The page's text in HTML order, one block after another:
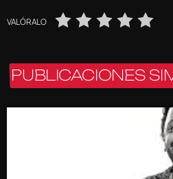
VALÓRALO
PUBLICACIONES